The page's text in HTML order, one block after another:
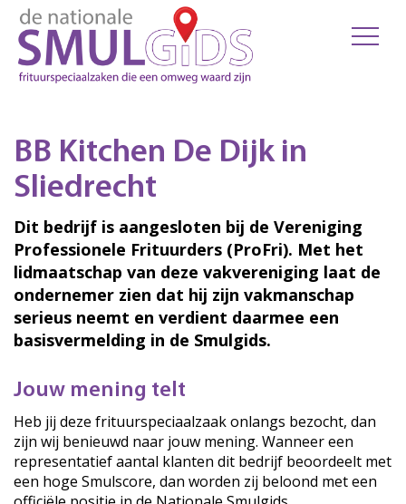
BB Kitchen De Dijk in
Sliedrecht
Dit bedrijf is aangesloten bij de Vereniging
Professionele Frituurders (ProFri). Met het
lidmaatschap van deze vakvereniging laat de
ondernemer zien dat hij zijn vakmanschap
serieus neemt en verdient daarmee een
basisvermelding in de Smulgids.
Jouw mening telt
Heb jij deze frituurspeciaalzaak onlangs bezocht, dan
zijn wij benieuwd naar jouw mening. Wanneer een
representatief aantal klanten dit bedrijf beoordeelt met
een hoge Smulscore, dan worden zij beloond met een